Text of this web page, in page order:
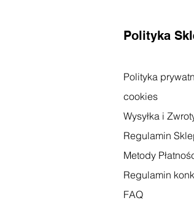
Polityka
Polityka
cookies
Wysyłka i
Regulamin
Metody
Regulamin
FAQ